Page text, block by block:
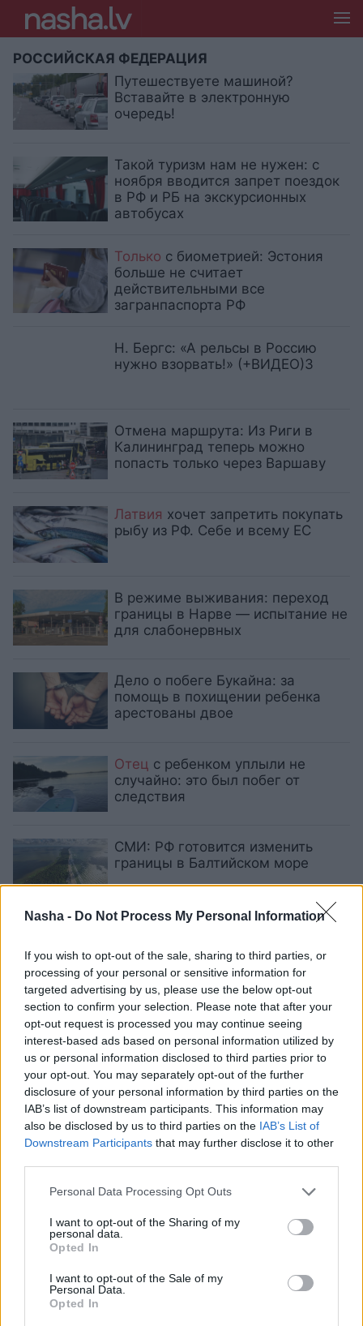
Nasha - Do Not Process My Personal Information
If you wish to opt-out of the sale, sharing to third parties, or
processing of your personal or sensitive information for
targeted advertising by us, please use the below opt-out
section to confirm your selection. Please note that after your
opt-out request is processed you may continue seeing
interest-based ads based on personal information utilized by
us or personal information disclosed to third parties prior to
your opt-out. You may separately opt-out of the further
disclosure of your personal information by third parties on the
IAB’s list of downstream participants. This information may
also be disclosed by us to third parties on the IAB’s List of
Downstream Participants that may further disclose it to other
Personal Data Processing Opt Outs
I want to opt-out of the Sharing of my
personal data.
Opted In
I want to opt-out of the Sale of my
Personal Data.
Opted In
РОССИЙСКАЯ ФЕДЕРАЦИЯ
Путешествуете машиной?
Вставайте в электронную
очередь!
Такой туризм нам не нужен: с
ноября вводится запрет поездок
в РФ и РБ на экскурсионных
автобусах
Только с биометрией: Эстония
больше не считает
действительными все
загранпаспорта РФ
Н. Бергс: «А рельсы в Россию
нужно взорвать!» (+ВИДЕО)3
Отмена маршрута: Из Риги в
Калининград теперь можно
попасть только через Варшаву
Латвия хочет запретить покупать
рыбу из РФ. Себе и всему ЕС
В режиме выживания: переход
границы в Нарве — испытание не
для слабонервных
Дело о побеге Букайна: за
помощь в похищении ребенка
арестованы двое
Отец с ребенком уплыли не
случайно: это был побег от
следствия
СМИ: РФ готовится изменить
границы в Балтийском море
днем
Путин высказался о перспективах
ядерной войны
Жителей Латвии во время
пасхальных праздников
призывают не ездить в РФ и РБ
пойдет голосовать в российское
собираются отменять автобусные
поездки в Россию